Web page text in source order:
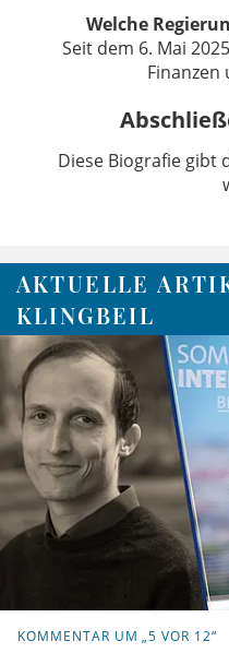
Welche
Seit dem 6. Mai
Finanzen
Diese Biografie gibt
AKTUELLE
KLINGBEIL
KOMMENTAR UM „5 VOR 12“